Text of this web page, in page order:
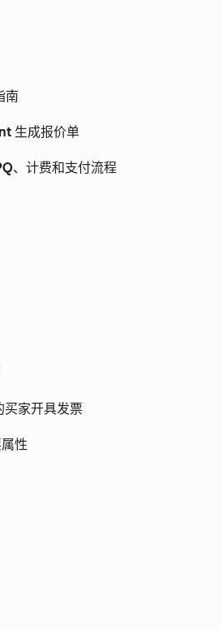
南
生成报价单
、计费和支付流程
家开具发票
性